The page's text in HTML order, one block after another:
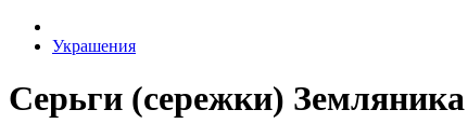
Украшения
Серьги (сережки) Земляника